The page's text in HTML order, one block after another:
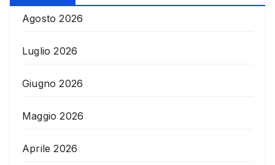
Agosto 2026
Luglio 2026
Giugno 2026
Maggio 2026
Aprile 2026